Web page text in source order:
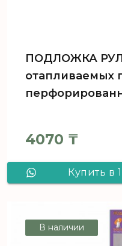
ПОДЛОЖКА
отапливаемых
4070 ₸
Купить
полов,
В наличии